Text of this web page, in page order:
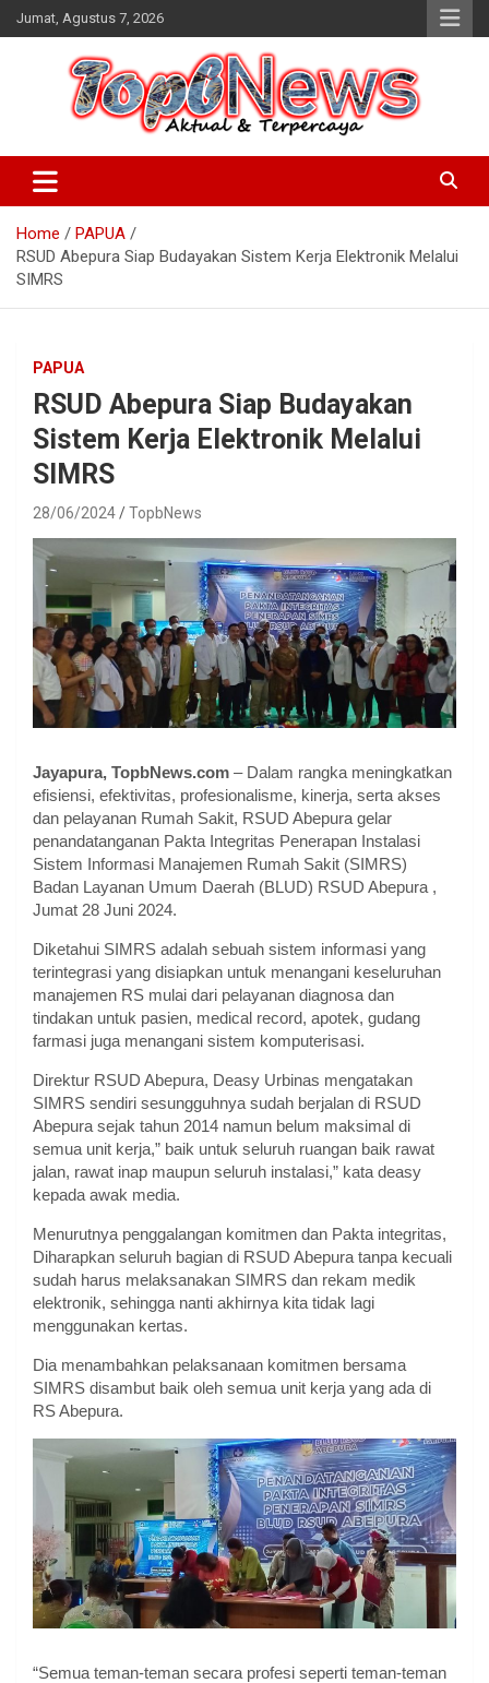
Skip
to
Jumat, Agustus 7, 2026
Home
PAPUA
RSUD Abepura Siap Budayakan Sistem Kerja Elektronik Melalui
SIMRS
PAPUA
RSUD Abepura Siap Budayakan
Sistem Kerja Elektronik Melalui
SIMRS
28/06/2024 TopbNews
Jayapura, TopbNews.com – Dalam rangka meningkatkan
efisiensi, efektivitas, profesionalisme, kinerja, serta akses
dan pelayanan Rumah Sakit, RSUD Abepura gelar
penandatanganan Pakta Integritas Penerapan Instalasi
Sistem Informasi Manajemen Rumah Sakit (SIMRS)
Badan Layanan Umum Daerah (BLUD) RSUD Abepura ,
Jumat 28 Juni 2024.
Diketahui SIMRS adalah sebuah sistem informasi yang
terintegrasi yang disiapkan untuk menangani keseluruhan
manajemen RS mulai dari pelayanan diagnosa dan
tindakan untuk pasien, medical record, apotek, gudang
farmasi juga menangani sistem komputerisasi.
Direktur RSUD Abepura, Deasy Urbinas mengatakan
SIMRS sendiri sesungguhnya sudah berjalan di RSUD
Abepura sejak tahun 2014 namun belum maksimal di
semua unit kerja,” baik untuk seluruh ruangan baik rawat
jalan, rawat inap maupun seluruh instalasi,” kata deasy
kepada awak media.
Menurutnya penggalangan komitmen dan Pakta integritas,
Diharapkan seluruh bagian di RSUD Abepura tanpa kecuali
sudah harus melaksanakan SIMRS dan rekam medik
elektronik, sehingga nanti akhirnya kita tidak lagi
menggunakan kertas.
Dia menambahkan pelaksanaan komitmen bersama
SIMRS disambut baik oleh semua unit kerja yang ada di
RS Abepura.
“Semua teman-teman secara profesi seperti teman-teman